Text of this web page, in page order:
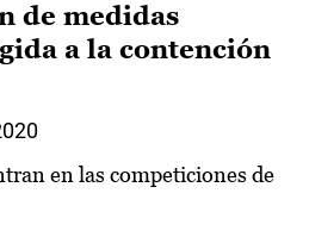
de medidas
a la contención
en las competiciones de